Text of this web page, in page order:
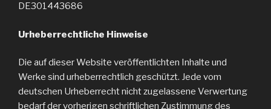
DE301443686
Urheberrechtliche Hinweise
Die auf dieser Website veröffentlichten Inhalte und
Werke sind urheberrechtlich geschützt. Jede vom
deutschen Urheberrecht nicht zugelassene Verwertung
bedarf der vorherigen schriftlichen Zustimmung des